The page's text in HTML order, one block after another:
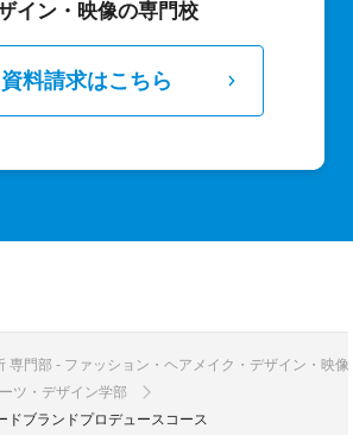
イン・映像の専門校
資料請求はこちら
専門部 - ファッション・ヘアメイク・デザイン・映
ツ・デザイン学部
ドブランドプロデュースコース